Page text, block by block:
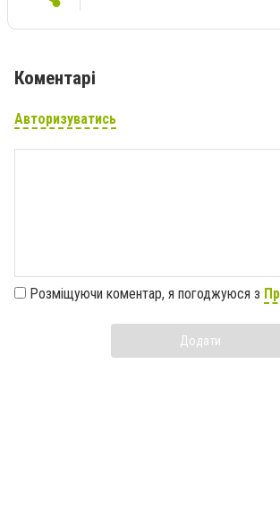
Коментарі
Авторизуватись
Розміщуючи коментар, я погоджуюся з
Додати